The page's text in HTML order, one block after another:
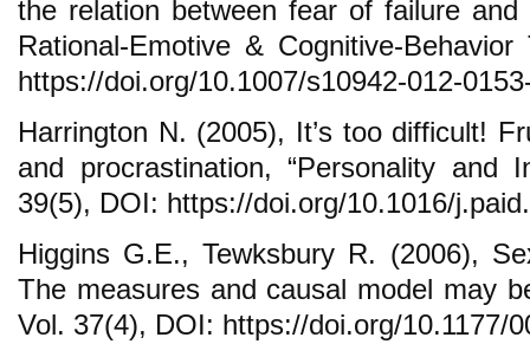
the relation between fear of failure and
Rational-Emotive & Cognitive-
https://doi.org/10.1007/s10942-012-
Harrington N. (2005), It’s too difficult!
and procrastination, “Personality and
39(5), DOI: https://doi.org/10.1016/
Higgins G.E., Tewksbury R. (2006),
The measures and causal model may
Vol. 37(4), DOI: https://doi.org/10.1177/